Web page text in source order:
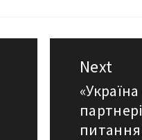
Next
Next
post:
питання